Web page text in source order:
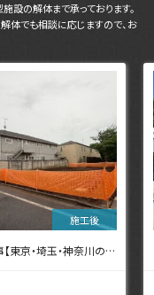
設の解体まで承っております。
体でも相談に応じますので、お
川の解体工事なら東央建設へ】